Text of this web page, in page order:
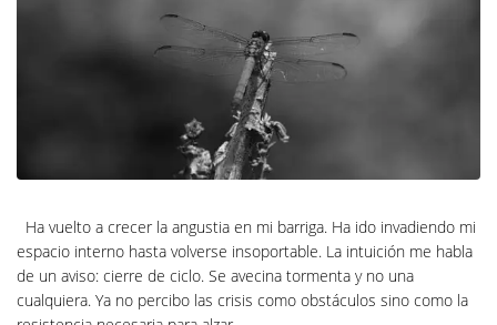
Ha vuelto a crecer la angustia en mi barriga. Ha ido invadiendo mi
espacio interno hasta volverse insoportable. La intuición me habla
de un aviso: cierre de ciclo. Se avecina tormenta y no una
cualquiera. Ya no percibo las crisis como obstáculos sino como la